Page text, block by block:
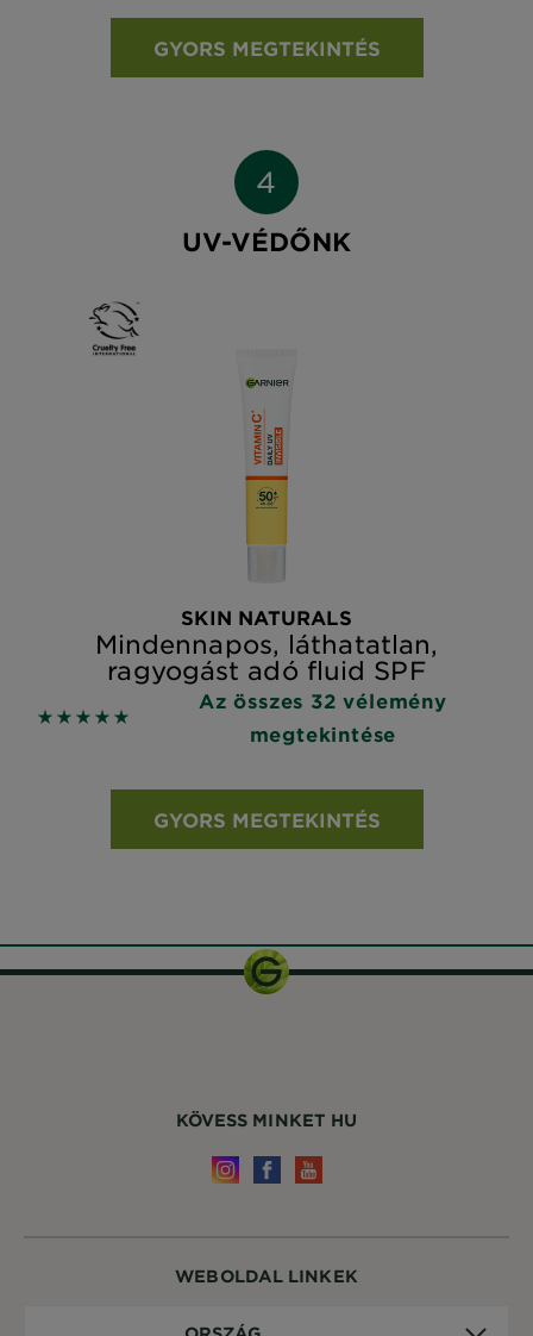
GYORS MEGTEKINTÉS
UV-VÉDŐNK
SKIN NATURALS
Mindennapos, láthatatlan,
ragyogást adó fluid SPF
5 out of 5 stars based on reviews
Az összes 32 vélemény
megtekintése
GYORS MEGTEKINTÉS
WEBOLDAL LINKEK
KÖVESS MINKET HU